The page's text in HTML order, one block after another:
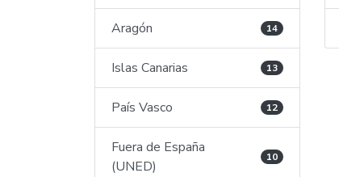
Aragón 14
Islas Canarias 13
País Vasco 12
Fuera de España
(UNED)
10